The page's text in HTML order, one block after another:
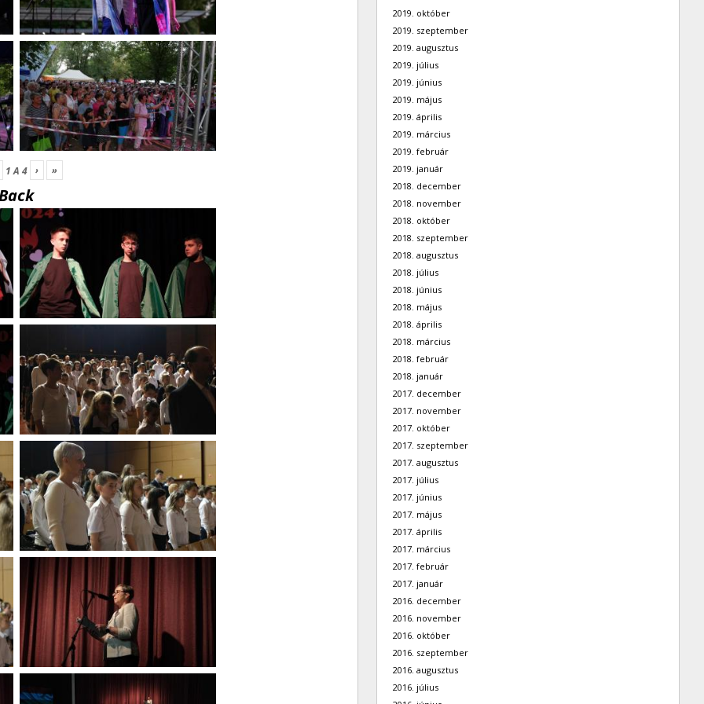
1A 4 › »
2019. október
2019. szeptember
2019. augusztus
2019. július
2019. június
2019. május
2019. április
2019. március
2019. február
2019. január
2018. december
2018. november
2018. október
2018. szeptember
2018. augusztus
2018. július
2018. június
2018. május
2018. április
2018. március
2018. február
2018. január
2017. december
2017. november
2017. október
2017. szeptember
2017. augusztus
2017. július
2017. június
2017. május
2017. április
2017. március
2017. február
2017. január
2016. december
2016. november
2016. október
2016. szeptember
2016. augusztus
2016. július